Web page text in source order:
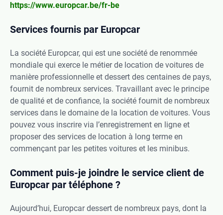
https://www.europcar.be/fr-be
Services fournis par Europcar
La société Europcar, qui est une société de renommée
mondiale qui exerce le métier de location de voitures de
manière professionnelle et dessert des centaines de pays,
fournit de nombreux services. Travaillant avec le principe
de qualité et de confiance, la société fournit de nombreux
services dans le domaine de la location de voitures. Vous
pouvez vous inscrire via l’enregistrement en ligne et
proposer des services de location à long terme en
commençant par les petites voitures et les minibus.
Comment puis-je joindre le service client de
Europcar par téléphone ?
Aujourd’hui, Europcar dessert de nombreux pays, dont la